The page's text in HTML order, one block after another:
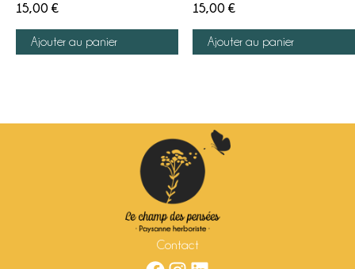
15,00 €
Ajouter au panier
15,00 €
Ajouter au panier
Contact
Instagram